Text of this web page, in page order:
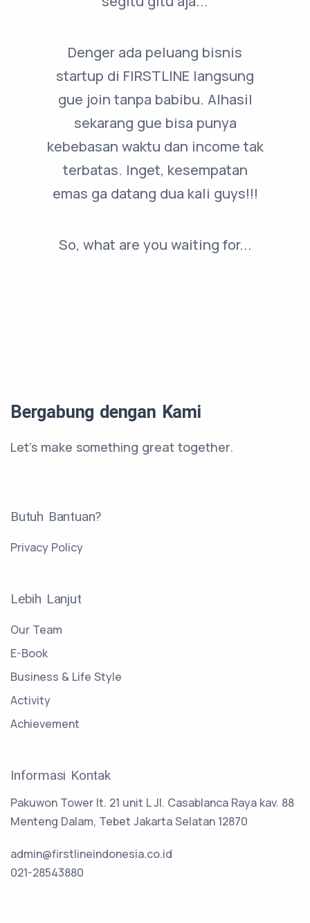
Denger ada peluang bisnis
startup di FIRSTLINE langsung
gue join tanpa babibu. Alhasil
sekarang gue bisa punya
kebebasan waktu dan income tak
terbatas. Inget, kesempatan
emas ga datang dua kali guys!!!
So, what are you waiting for...
Bergabung dengan Kami
Let's make something great together.
Butuh Bantuan?
Privacy Policy
Lebih Lanjut
Our Team
E-Book
Business & Life Style
Activity
Achievement
Informasi Kontak
Pakuwon Tower lt. 21 unit L Jl. Casablanca Raya kav. 88
Menteng Dalam, Tebet Jakarta Selatan 12870
admin@firstlineindonesia.co.id
021-28543880